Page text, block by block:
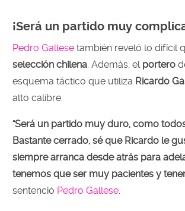
¡Será un partido muy
Pedro Gallese también reveló lo difícil
selección chilena . Además, el portero
esquema táctico que utiliza Ricardo
alto calibre.
"Será un partido muy duro, como
Bastante cerrado, sé que Ricardo le
siempre arranca desde atrás para
tenemos que ser muy pacientes y
sentenció Pedro Gallese